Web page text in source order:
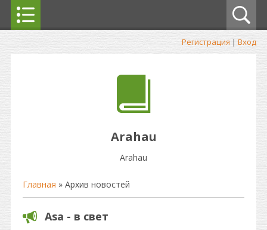
Регистрация | Вход
Arahau
Arahau
Главная » Архив новостей
Asa - в свет